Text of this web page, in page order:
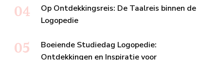
Op Ontdekkingsreis: De Taalreis binnen de
Logopedie
Boeiende Studiedag Logopedie:
Ontdekkingen en Inspiratie voor